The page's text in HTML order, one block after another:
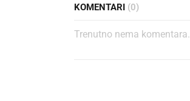
KOMENTARI (0)
Trenutno nema komentara.